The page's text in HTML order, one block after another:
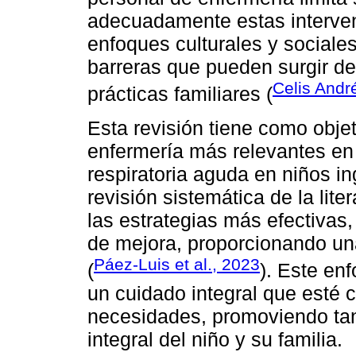
adecuadamente estas
enfoques culturales y
barreras que pueden surgir
prácticas familiares (Celis
Esta revisión tiene como
enfermería más relevantes
respiratoria aguda en niños
revisión sistemática de la
las estrategias más
de mejora, proporcionando
(Páez-Luis et al., 2023). Este
un cuidado integral que esté
necesidades, promoviendo
integral del niño y su familia.